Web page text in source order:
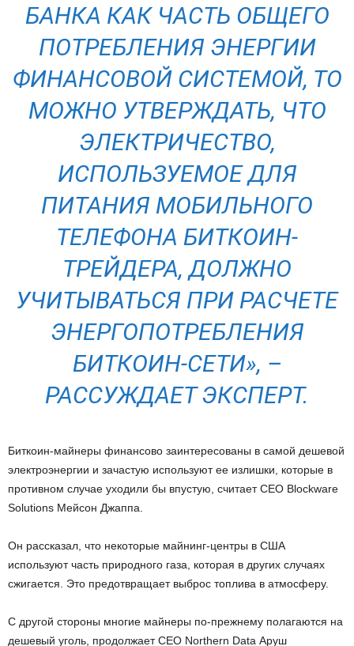
БАНКА КАК ЧАСТЬ ОБЩЕГО
ПОТРЕБЛЕНИЯ ЭНЕРГИИ
ФИНАНСОВОЙ СИСТЕМОЙ, ТО
МОЖНО УТВЕРЖДАТЬ, ЧТО
ЭЛЕКТРИЧЕСТВО,
ИСПОЛЬЗУЕМОЕ ДЛЯ
ПИТАНИЯ МОБИЛЬНОГО
ТЕЛЕФОНА БИТКОИН-
ТРЕЙДЕРА, ДОЛЖНО
УЧИТЫВАТЬСЯ ПРИ РАСЧЕТЕ
ЭНЕРГОПОТРЕБЛЕНИЯ
БИТКОИН-СЕТИ», –
РАССУЖДАЕТ ЭКСПЕРТ.
Биткоин-майнеры финансово заинтересованы в самой дешевой
электроэнергии и зачастую используют ее излишки, которые в
противном случае уходили бы впустую, считает CEO Blockware
Solutions Мейсон Джаппа.
Он рассказал, что некоторые майнинг-центры в США
используют часть природного газа, которая в других случаях
сжигается. Это предотвращает выброс топлива в атмосферу.
С другой стороны многие майнеры по-прежнему полагаются на
дешевый уголь, продолжает CEO Northern Data Аруш